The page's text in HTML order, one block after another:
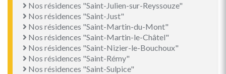
Nos résidences "Saint-Julien-sur-Reyssouze"
Nos résidences "Saint-Just"
Nos résidences "Saint-Martin-du-Mont"
Nos résidences "Saint-Martin-le-Châtel"
Nos résidences "Saint-Nizier-le-Bouchoux"
Nos résidences "Saint-Rémy"
Nos résidences "Saint-Sulpice"